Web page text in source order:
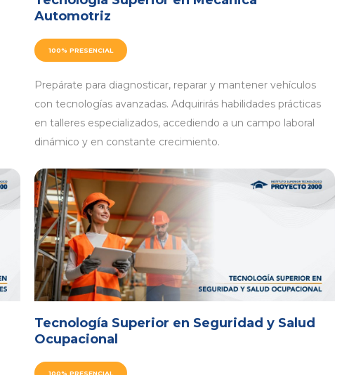
Automotriz
100% PRESENCIAL
Prepárate para diagnosticar, reparar y mantener vehículos
con tecnologías avanzadas. Adquirirás habilidades prácticas
en talleres especializados, accediendo a un campo laboral
dinámico y en constante crecimiento.
Tecnología Superior en Seguridad y Salud
Ocupacional
100% PRESENCIAL